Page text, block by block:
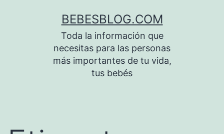
BEBESBLOG.COM
Toda la información que
necesitas para las personas
más importantes de tu vida,
tus bebés